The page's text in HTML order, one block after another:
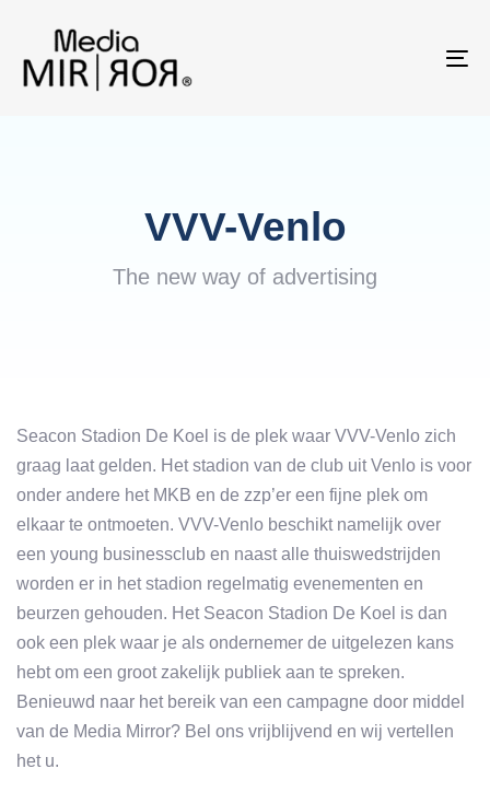
primary
VVV-Venlo
The new way of advertising
Seacon Stadion De Koel is de plek waar VVV-Venlo zich
graag laat gelden. Het stadion van de club uit Venlo is voor
onder andere het MKB en de zzp’er een fijne plek om
elkaar te ontmoeten. VVV-Venlo beschikt namelijk over
een young businessclub en naast alle thuiswedstrijden
worden er in het stadion regelmatig evenementen en
beurzen gehouden. Het Seacon Stadion De Koel is dan
ook een plek waar je als ondernemer de uitgelezen kans
hebt om een groot zakelijk publiek aan te spreken.
Benieuwd naar het bereik van een campagne door middel
van de Media Mirror? Bel ons vrijblijvend en wij vertellen
het u.